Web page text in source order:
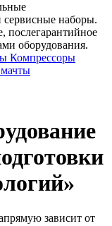
наборы.
послегарантийное
оборудования.
Компрессоры
зависит от